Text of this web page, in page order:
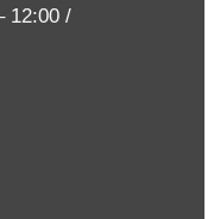
12:00 /